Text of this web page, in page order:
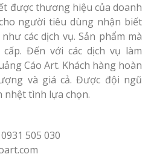
được thương hiệu của doanh
người tiêu dùng nhận biết
các dịch vụ. Sản phẩm mà
Đến với các dịch vụ làm
Cáo Art. Khách hàng hoàn
và giá cả. Được đội ngũ
nhệt tình lựa chọn.
505 030
Làm Biển
Rẻ Tại Vinh Giải Pháp
Quả
Làm Hộp
Cáo Tại Vinh Giá Rẻ